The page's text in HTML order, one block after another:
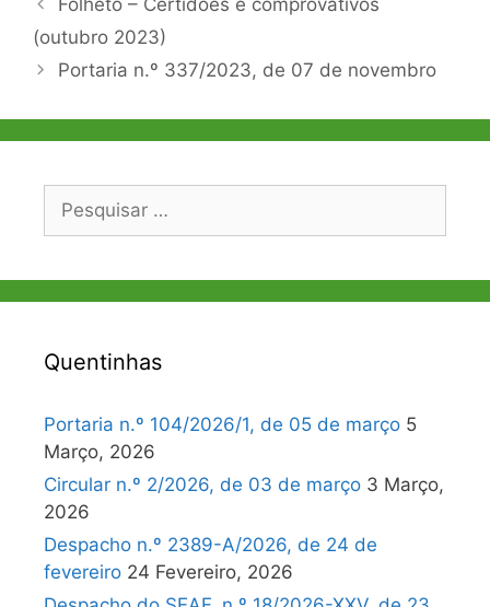
de
artigos
(outubro 2023)
Portaria n.º 337/2023, de 07 de novembro
por:
Quentinhas
Portaria n.º 104/2026/1, de 05 de março 5
Março, 2026
Circular n.º 2/2026, de 03 de março 3 Março,
2026
Despacho n.º 2389-A/2026, de 24 de
fevereiro 24 Fevereiro, 2026